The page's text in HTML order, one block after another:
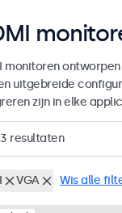
monitoren
uitgebreide
zijn in elke
resultaten
VGA Wis alle